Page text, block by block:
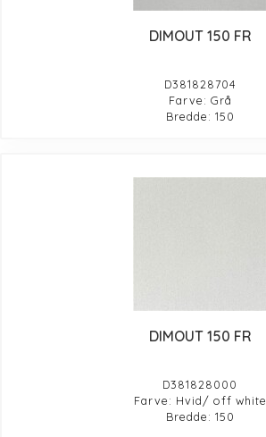
DIMOUT 150 FR
D381828704
Farve: Grå
Bredde: 150
DIMOUT 150 FR
D381828000
Farve: Hvid/ off white
Bredde: 150